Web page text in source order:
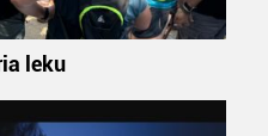
leku